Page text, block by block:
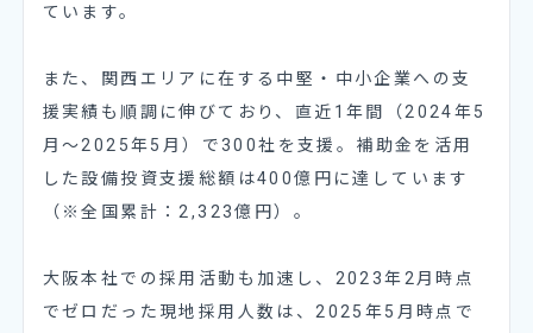
ています。
また、関西エリアに在する中堅・中小企業への支
援実績も順調に伸びており、直近1年間（2024年5
月〜2025年5月）で300社を支援。補助金を活用
した設備投資支援総額は400億円に達しています
（※全国累計：2,323億円）。
大阪本社での採用活動も加速し、2023年2月時点
でゼロだった現地採用人数は、2025年5月時点で